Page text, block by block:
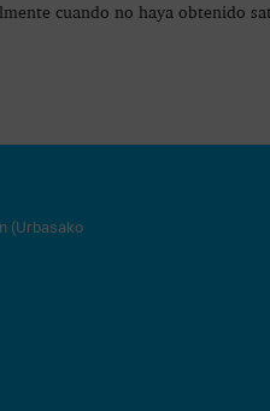
cuando no haya obtenido
(Urbasako